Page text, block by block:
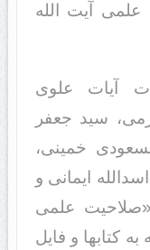
آیت الله
آیات علوى
سید جعفر
خمینی،
ایمانی و
علمى
کتابها و فایل